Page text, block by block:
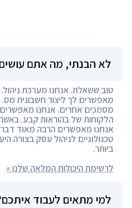
לא הבנתי, מה אתם
טוב ששאלת. אנחנו מערכת
מאפשרים לך ליצור חשבונית
מסמכים אחרים. אנחנו
הלקוחות של בהוראות קבע.
אנחנו מאפשרים הרבה מאוד
טכנולוגיים לניהול עסק בצורה
ביותר.
לרשימת היכולות המלאה שלנו »
למי מתאים לעבוד